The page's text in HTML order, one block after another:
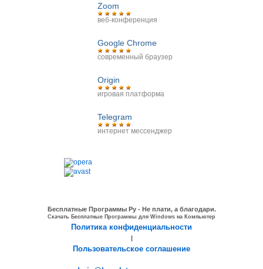
Zoom
веб-конференция
Google Chrome
современный браузер
Origin
игровая платформа
Telegram
интернет мессенджер
Бесплатные Программы Ру - Не плати, а благодари.
Скачать Бесплатные Программы для Windows на Компьютер
Политика конфиденциальности
|
Пользовательское соглашение